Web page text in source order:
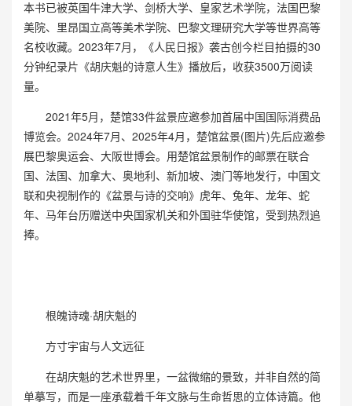
本书已被英国牛津大学、剑桥大学、皇家艺术学院，法国巴黎
美院、里昂国立高等美术学院、巴黎文理研究大学等世界高等
名校收藏。2023年7月，《人民日报》袭古创今栏目拍摄的30
分钟纪录片《胡庆魁的诗意人生》播放后，收获3500万阅读
量。
2021年5月，楚馆33件盆景应邀参加首届中国国际消费品
博览会。2024年7月、2025年4月，楚馆盆景(图片)先后应邀参
展巴黎奥运会、大阪世博会。用楚馆盆景制作的邮票在联合
国、法国、加拿大、奥地利、新加坡、澳门等地发行，中国文
联和央视制作的《盆景与诗的交响》虎年、兔年、龙年、蛇
年、马年台历赠送中央国家机关和外国驻华使馆，受到热烈追
捧。
根魄诗魂·胡庆魁的
方寸宇宙与人文远征
在胡庆魁的艺术世界里，一盆微缩的景致，并非自然的简
单摹写，而是一座承载着千年文脉与生命哲思的立体诗篇。他